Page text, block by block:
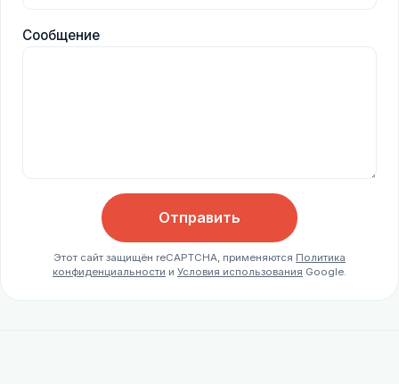
Сообщение
Отправить
Этот сайт защищён reCAPTCHA, применяются Политика
конфиденциальности и Условия использования Google.